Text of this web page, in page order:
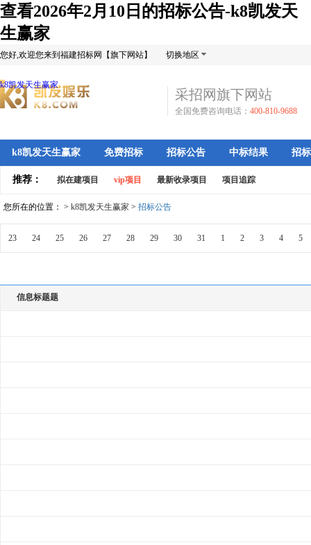
查看2026年2月10日的招标公告-k8凯发天
生赢家
您好,欢迎您来到福建招标网【旗下网站】 切换地区
k8凯发天生赢家
采招网旗下网站
全国免费咨询电话： 400-810-9688
k8凯发天生赢家 免费招标 招标公告 中标结果 招
推荐： 拟在建项目 vip项目 最新收录项目 项目追踪
您所在的位置： > k8凯发天生赢家 > 招标公告
23 24 25 26 27 28 29 30 31 1 2 3 4 5
信息标题题